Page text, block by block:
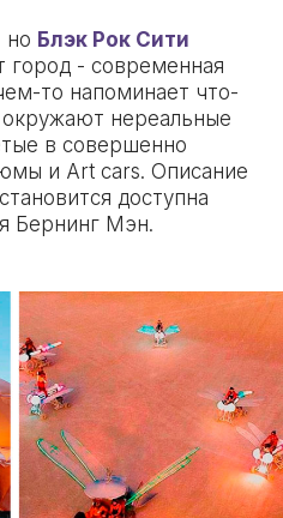
но Блэк Рок Сити
город - современная
то напоминает что-
окружают нереальные
в совершенно
и Art cars. Описание
доступна
Бернинг Мэн.